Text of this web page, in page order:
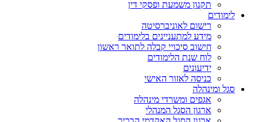
תקנון משמעת ופסקי דין
לימודים
רישום לאוניברסיטה
מידע למתעניינים בלימודים
חישוב סיכויי קבלה לתואר ראשון
לוח שנת הלימודים
ידיעונים
כניסה לאזור האישי
סגל ומינהלה
אגפים ומשרדי מינהלה
ארגון הסגל המנהלי